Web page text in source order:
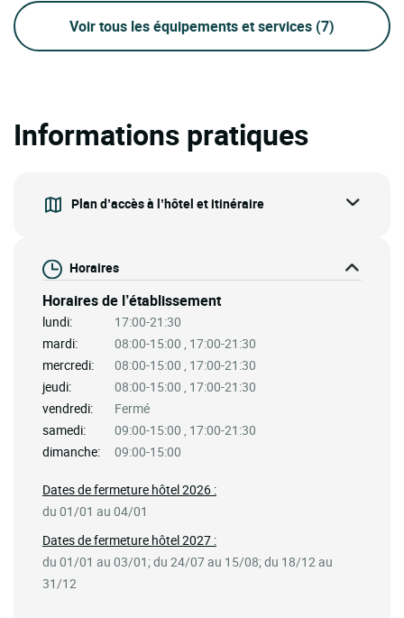
Voir tous les équipements et services (7)
Informations pratiques
Plan d’accès à l’hôtel et itinéraire
Horaires
Horaires de l’établissement
lundi:
17:00-21:30
mardi:
08:00-15:00 , 17:00-21:30
mercredi:
08:00-15:00 , 17:00-21:30
jeudi:
08:00-15:00 , 17:00-21:30
vendredi:
Fermé
samedi:
09:00-15:00 , 17:00-21:30
dimanche:
09:00-15:00
Dates de fermeture hôtel 2026 :
du 01/01 au 04/01
Dates de fermeture hôtel 2027 :
du 01/01 au 03/01; du 24/07 au 15/08; du 18/12 au
31/12